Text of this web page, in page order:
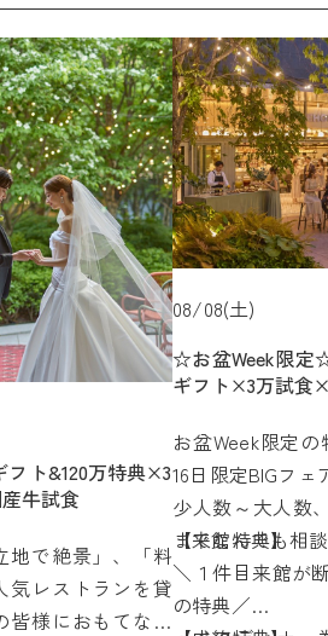
フト&120万特典×3
牛試食
で絶景」、「料
気レストランを貸
皆様におもてなし
08/08(土)
☆お盆Week限定
ギフト×3万試食
お盆Week限定
16日限定BIGフェ
少人数～大人数
までなんでも相
【来館特典】
＼１件目来館が
の特典／